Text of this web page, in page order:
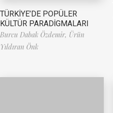
TÜRKİYE’DE POPÜLER
KÜLTÜR PARADİGMALARI
Burcu Dabak Özdemir, Ürün
Yıldıran Önk